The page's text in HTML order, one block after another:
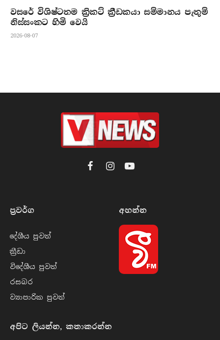
වසරේ විශිෂ්ටතම ක්‍රිකට් ක්‍රීඩකයා සම්මානය පැතුම්
නිස්සංකට හිමි වෙයි
2026-08-07
FacebookInstagramYouTube
ප්‍රවර්​ග
දේශීය පුව​ත්
ක්‍රී​ඩා
විදේශීය පුව​ත්
රසබ​ර
ව්‍යාපාරික පුව​ත්
අහන්​න
අපිට ලියන්න, කතාකරන්න